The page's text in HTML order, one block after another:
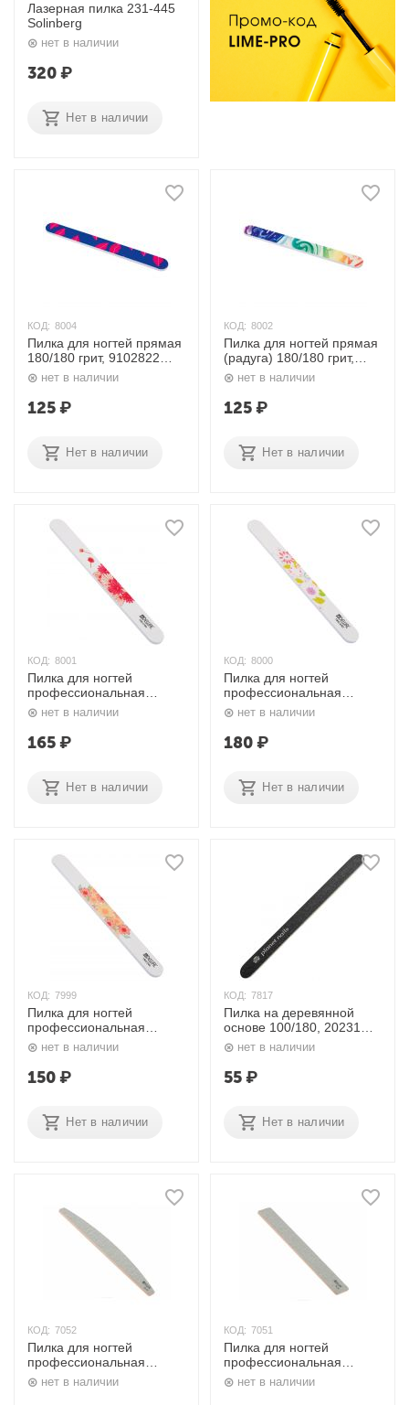
Лазерная пилка 231-445
Solinberg
нет в наличии
320₽
Нет в наличии
КОД: 8004
Пилка для ногтей прямая
180/180 грит, 9102822
Dewal Beauty
нет в наличии
125₽
Нет в наличии
КОД: 8002
Пилка для ногтей прямая
(радуга) 180/180 грит,
9102840 Dewal Beauty
нет в наличии
125₽
Нет в наличии
КОД: 8001
Пилка для ногтей
профессиональная
Прямая 180/240, 9102864
Dewal
нет в наличии
165₽
Нет в наличии
КОД: 8000
Пилка для ногтей
профессиональная
Прямая 180/240 Цветы
9102861 Dewal
нет в наличии
180₽
Нет в наличии
КОД: 7999
Пилка для ногтей
профессиональная
Прямая 180/240 грит
Красные цветы 9102865
Dewal
нет в наличии
150₽
Нет в наличии
КОД: 7817
Пилка на деревянной
основе 100/180, 20231
Planet Nails
нет в наличии
55₽
Нет в наличии
КОД: 7052
Пилка для ногтей
профессиональная
Улыбка 180/240,
9101317К Dewal
нет в наличии
КОД: 7051
Пилка для ногтей
профессиональная
Широкая 180/240,
9101403К Dewal
нет в наличии